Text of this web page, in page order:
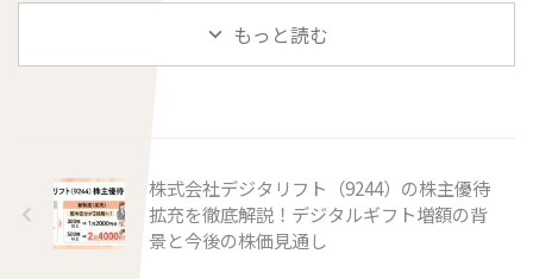
もっと読む
株式会社デジタリフト（9244）の株主優待
拡充を徹底解説！デジタルギフト増額の背
景と今後の株価見通し